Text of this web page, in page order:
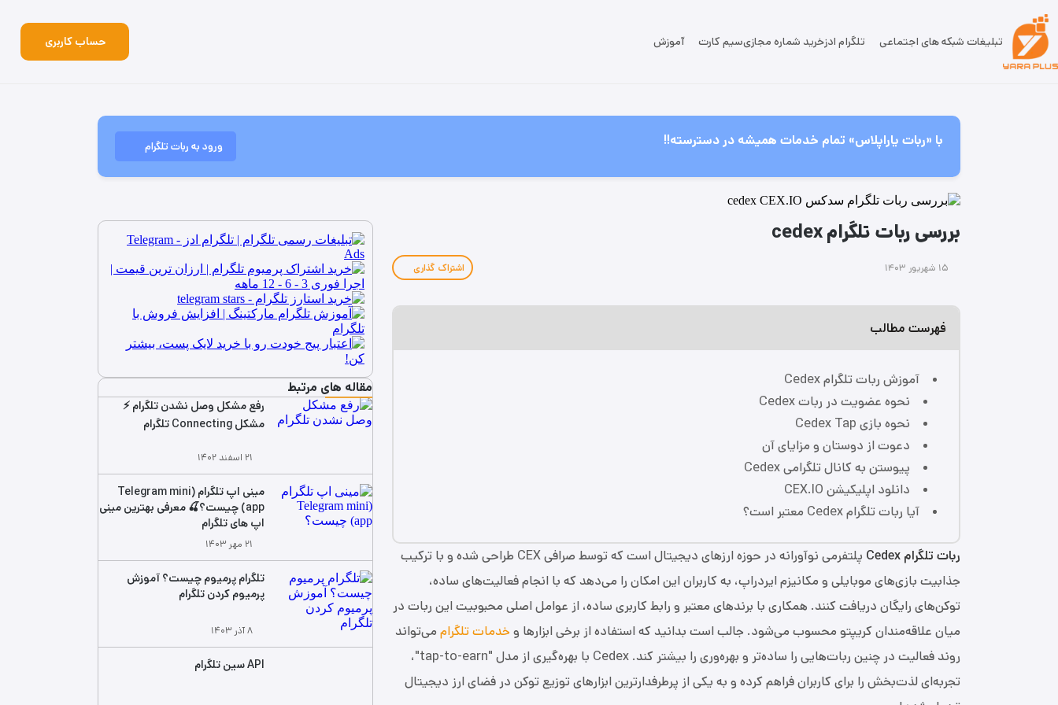
تبلیغات شبکه های اجتماعی تلگرام ادزخرید شماره مجازیسیم کارت آموزش حساب کاربری
با «ربات یاراپلاس» تمام خدمات همیشه در دسترسته!! ورود به ربات تلگرام
بررسی ربات تلگرام cedex
۱۵ شهریور ۱۴۰۳ اشتراک گذاری
فهرست مطالب
آموزش ربات تلگرام Cedex
نحوه عضویت در ربات Cedex
نحوه بازی Cedex Tap
دعوت از دوستان و مزایای آن
پیوستن به کانال تلگرامی Cedex
دانلود اپلیکیشن CEX.IO
آیا ربات تلگرام Cedex معتبر است؟
ربات تلگرام Cedex
پلتفرمی نوآورانه در حوزه ارزهای دیجیتال است که توسط صرافی CEX طراحی شده و با ترکیب
جذابیت بازی‌های موبایلی و مکانیزم ایردراپ، به کاربران این امکان را می‌دهد که با انجام فعالیت‌های ساده،
توکن‌های رایگان دریافت کنند. همکاری با برندهای معتبر و رابط کاربری ساده، از عوامل اصلی محبوبیت این ربات در
میان علاقه‌مندان کریپتو محسوب می‌شود. جالب است بدانید که استفاده از برخی ابزارها و خدمات تلگرام می‌تواند
روند فعالیت در چنین ربات‌هایی را ساده‌تر و بهره‌وری را بیشتر کند. Cedex با بهره‌گیری از مدل "tap-to-earn"،
تجربه‌ای لذت‌بخش را برای کاربران فراهم کرده و به یکی از پرطرفدارترین ابزارهای توزیع توکن در فضای ارز دیجیتال
مقاله های مرتبط
رفع مشکل وصل نشدن تلگرام ⚡
مشکل Connecting تلگرام
۲۱ اسفند ۱۴۰۲
مینی اپ تلگرام (Telegram mini
app) چیست؟🍒 معرفی بهترین مینی‌
اپ‌ های تلگرام
۲۱ مهر ۱۴۰۳
تلگرام پرمیوم چیست؟ آموزش
پرمیوم کردن تلگرام
۸ آذر ۱۴۰۳
API سین تلگرام